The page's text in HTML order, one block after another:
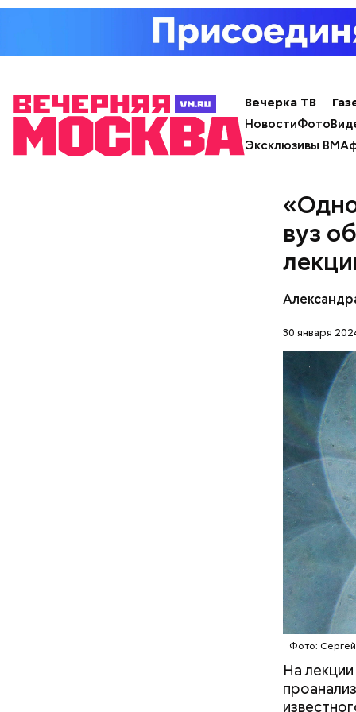
Вечерка ТВ
НовостиФото
Эксклюзивы ВМ
вуз
30 января
Фото:
На
Вред
Фото:
А врач-
—
заверил